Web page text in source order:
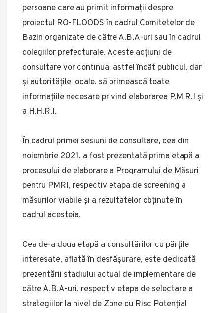
persoane care au primit informații despre
proiectul RO-FLOODS în cadrul Comitetelor de
Bazin organizate de către A.B.A-uri sau în cadrul
colegiilor prefecturale. Aceste acțiuni de
consultare vor continua, astfel încât publicul, dar
și autoritățile locale, să primească toate
informațiile necesare privind elaborarea P.M.R.I și
a H.H.R.I.
În cadrul primei sesiuni de consultare, cea din
noiembrie 2021, a fost prezentată prima etapă a
procesului de elaborare a Programului de Măsuri
pentru PMRI, respectiv etapa de screening a
măsurilor viabile și a rezultatelor obținute în
cadrul acesteia.
Cea de-a doua etapă a consultărilor cu părțile
interesate, aflată în desfășurare, este dedicată
prezentării stadiului actual de implementare de
către A.B.A-uri, respectiv etapa de selectare a
strategiilor la nivel de Zone cu Risc Potențial